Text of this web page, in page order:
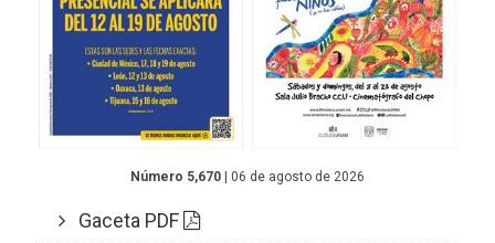
Número 5,670 | 06 de agosto de 2026
Gaceta PDF